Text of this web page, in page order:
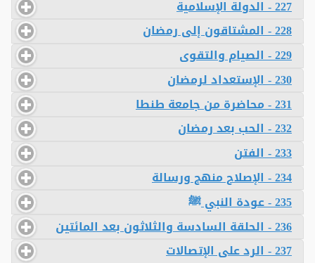
227 - الدولة الإسلامية
228 - المشتاقون إلى رمضان
229 - الصيام والتقوى
230 - الإستعداد لرمضان
231 - محاضرة من جامعة طنطا
232 - الحب بعد رمضان
233 - الفتن
234 - الإصلاح منهج ورسالة
235 - عودة النبي ﷺ
236 - الحلقة السادسة والثلاثون بعد المائتين
237 - الرد على الإتصالات